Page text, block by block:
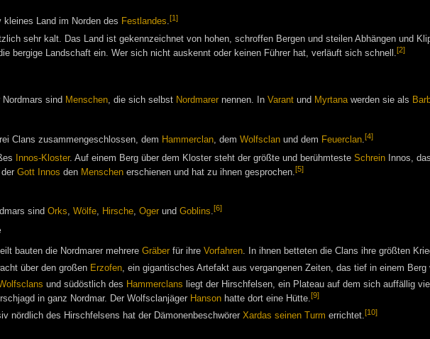
Land im Norden des Festlandes.[1]
sehr kalt. Das Land ist gekennzeichnet von hohen, schroffen Bergen und steilen Abhängen und
bergige Landschaft ein. Wer sich nicht auskennt oder keinen Führer hat, verläuft sich schnell.[2]
Nordmars sind Menschen, die sich selbst Nordmarernennen. In Varantund Myrtanawerden sie als
Clans zusammengeschlossen, dem Hammerclan, dem Wolfsclanund dem Feuerclan.[4]
Innos-Kloster. Auf einem Berg über dem Kloster steht der größte und berühmteste SchreinInnos, das
Gott Innos den Menschenerschienen und hat zu ihnen gesprochen.[5]
sind Orks, Wölfe, Hirsche, Ogerund Goblins.[6]
bauten die Nordmarer mehrere Gräber für ihre Vorfahren. In ihnen betteten die Clans ihre größten
über den großen Erzofen, ein gigantisches Artefakt aus vergangenen Zeiten, das tief in einem Berg
und südöstlich des Hammerclans liegt der Hirschfelsen, ein Plateau auf dem sich auffällig
in ganz Nordmar. Der Wolfsclanjäger Hanson hatte dort eine Hütte.[9]
nördlich des Hirschfelsens hat der Dämonenbeschwörer Xardas seinen Turm errichtet.[10]